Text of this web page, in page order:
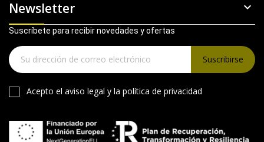
Newsletter 
Suscríbete para recibir novedades y ofertas
Suscribirse
Acepto el aviso legal y la política de privacidad